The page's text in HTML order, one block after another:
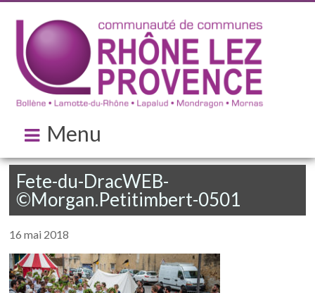
Menu
Fete-du-DracWEB-
©Morgan.Petitimbert-0501
16 mai 2018